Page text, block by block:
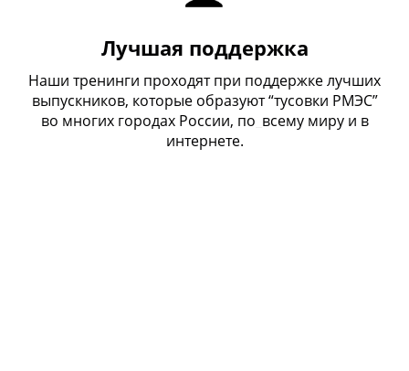
Лучшая поддержка
Наши тренинги проходят при поддержке лучших
выпускников, которые образуют “тусовки РМЭС”
во многих городах России, по всему миру и в
интернете.